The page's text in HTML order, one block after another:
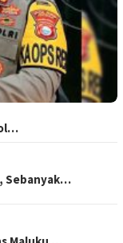
Sebanyak…